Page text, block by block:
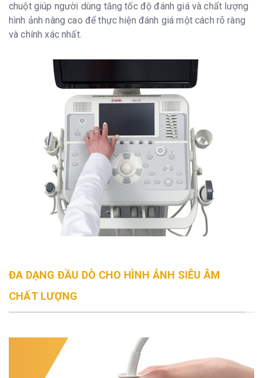
chuột giúp người dùng tăng tốc độ đánh giá và chất lượng
hình ảnh nâng cao để thực hiện đánh giá một cách rõ ràng
và chính xác nhất.
ĐA DẠNG ĐẦU DÒ CHO HÌNH ẢNH SIÊU ÂM
CHẤT LƯỢNG